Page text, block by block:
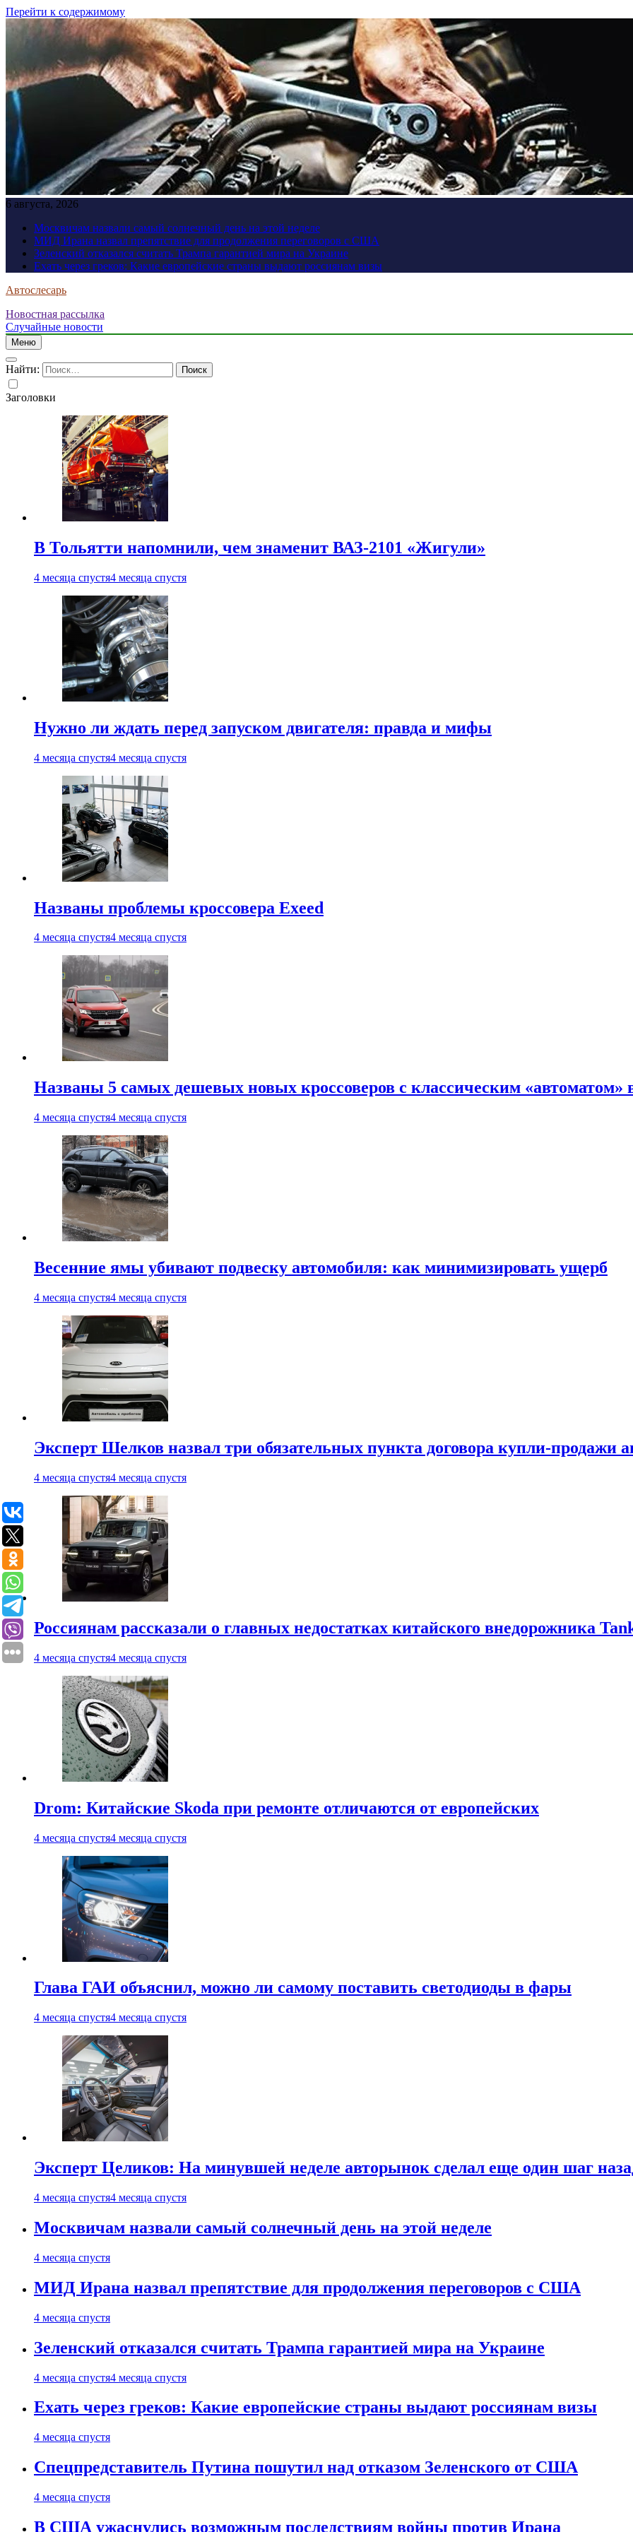
Перейти к содержимому
6 августа, 2026
Москвичам назвали самый солнечный день на этой неделе
МИД Ирана назвал препятствие для продолжения переговоров с США
Зеленский отказался считать Трампа гарантией мира на Украине
Ехать через греков: Какие европейские страны выдают россиянам визы
Автослесарь
Новостная рассылка
Случайные новости
Меню
Найти:
Заголовки
В Тольятти напомнили, чем знаменит ВАЗ-2101 «Жигули»
4 месяца спустя4 месяца спустя
Нужно ли ждать перед запуском двигателя: правда и мифы
4 месяца спустя4 месяца спустя
Названы проблемы кроссовера Exeed
4 месяца спустя4 месяца спустя
Названы 5 самых дешевых новых кроссоверов с классическим «автоматом»
4 месяца спустя4 месяца спустя
Весенние ямы убивают подвеску автомобиля: как минимизировать ущерб
4 месяца спустя4 месяца спустя
Эксперт Шелков назвал три обязательных пункта договора купли-продажи
4 месяца спустя4 месяца спустя
Россиянам рассказали о главных недостатках китайского внедорожника
4 месяца спустя4 месяца спустя
Drom: Китайские Skoda при ремонте отличаются от европейских
4 месяца спустя4 месяца спустя
Глава ГАИ объяснил, можно ли самому поставить светодиоды в фары
4 месяца спустя4 месяца спустя
Эксперт Целиков: На минувшей неделе авторынок сделал еще один шаг
4 месяца спустя4 месяца спустя
Москвичам назвали самый солнечный день на этой неделе
4 месяца спустя
МИД Ирана назвал препятствие для продолжения переговоров с США
4 месяца спустя
Зеленский отказался считать Трампа гарантией мира на Украине
4 месяца спустя4 месяца спустя
Ехать через греков: Какие европейские страны выдают россиянам визы
4 месяца спустя
Спецпредставитель Путина пошутил над отказом Зеленского от США
4 месяца спустя
В США ужаснулись возможным последствиям войны против Ирана